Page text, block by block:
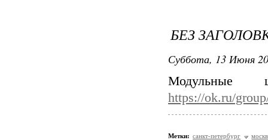
БЕЗ
Суббота, 13 Июня
https://ok.ru/
Метки: санкт-петербург